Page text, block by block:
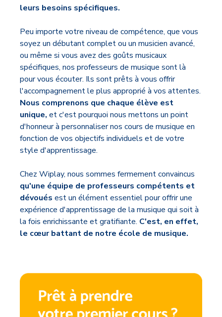
leurs besoins spécifiques.
Peu importe votre niveau de compétence, que vous
soyez un débutant complet ou un musicien avancé,
ou même si vous avez des goûts musicaux
spécifiques, nos professeurs de musique sont là
pour vous écouter. Ils sont prêts à vous offrir
l'accompagnement le plus approprié à vos attentes.
Nous comprenons que chaque élève est
unique, et c'est pourquoi nous mettons un point
d'honneur à personnaliser nos cours de musique en
fonction de vos objectifs individuels et de votre
style d'apprentissage.
Chez Wiplay, nous sommes fermement convaincus
qu'une équipe de professeurs compétents et
dévoués est un élément essentiel pour offrir une
expérience d'apprentissage de la musique qui soit à
la fois enrichissante et gratifiante. C'est, en effet,
le cœur battant de notre école de musique.